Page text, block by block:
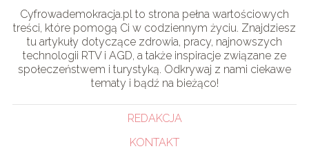
Cyfrowademokracja.pl to strona pełna wartościowych
treści, które pomogą Ci w codziennym życiu. Znajdziesz
tu artykuły dotyczące zdrowia, pracy, najnowszych
technologii RTV i AGD, a także inspiracje związane ze
społeczeństwem i turystyką. Odkrywaj z nami ciekawe
tematy i bądź na bieżąco!
REDAKCJA
KONTAKT